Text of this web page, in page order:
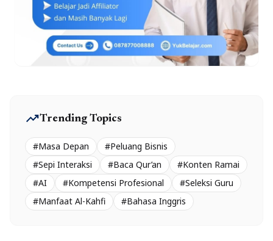
trending_upTrending Topics
#Masa Depan
#Peluang Bisnis
#Sepi Interaksi
#Baca Qur’an
#Konten Ramai
#AI
#Kompetensi Profesional
#Seleksi Guru
#Manfaat Al-Kahfi
#Bahasa Inggris